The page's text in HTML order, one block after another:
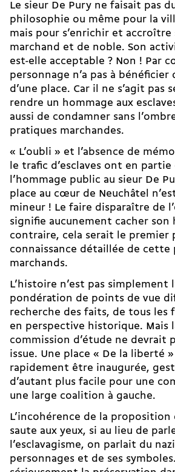
Le sieur De Pury ne faisait pas
philosophie ou même pour la
mais pour s’enrichir et
marchand et de noble. Son
est-elle acceptable ? Non ! Par
personnage n’a pas à bénéficier
d’une place. Car il ne s’agit pas
rendre un hommage aux
aussi de condamner sans
pratiques marchandes.
« L’oubli » et l’absence de
le trafic d’esclaves ont en
l’hommage public au sieur De
place au cœur de Neuchâtel
mineur ! Le faire disparaître de
signifie aucunement cacher son
contraire, cela serait le premier
connaissance détaillée de cette
marchands.
L’histoire n’est pas simplement
pondération de points de vue
recherche des faits, de tous les
en perspective historique. Mais
commission d’étude ne devrait
issue. Une place « De la liberté
rapidement être inaugurée,
d’autant plus facile pour une
une large coalition à gauche.
L’incohérence de la
saute aux yeux, si au lieu de
l’esclavagisme, on parlait du
personnages et de ses